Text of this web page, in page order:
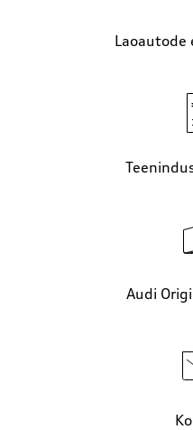
Laoautode
Audi